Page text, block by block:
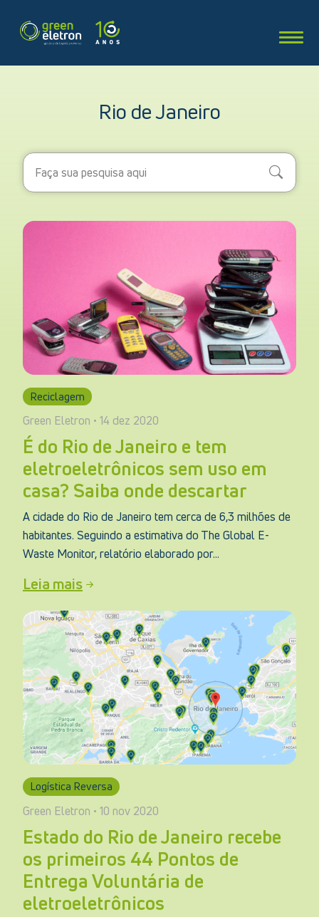
Rio de Janeiro
Search
Reciclagem
Green Eletron • 14 dez 2020
É do Rio de Janeiro e tem
eletroeletrônicos sem uso em
casa? Saiba onde descartar
A cidade do Rio de Janeiro tem cerca de 6,3 milhões de
habitantes. Seguindo a estimativa do The Global E-
Waste Monitor, relatório elaborado por...
Leia mais
Logística Reversa
Green Eletron • 10 nov 2020
Estado do Rio de Janeiro recebe
os primeiros 44 Pontos de
Entrega Voluntária de
eletroeletrônicos